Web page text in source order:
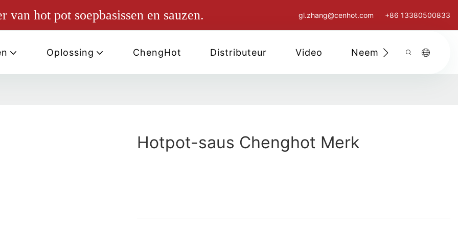
hot pot soepbasissen en sauzen. gl.zhang@cenhot.com +86 13380500833
Oplossing ChengHot Distributeur Video Neem Contact Met
Hotpot-saus Chenghot Merk